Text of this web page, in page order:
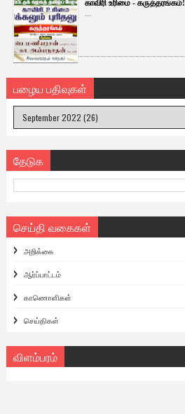
காவிரி உரிமை - கருத்தரங்கம்!
...
பழைய பதிவுகள்
தேடுக
செய்தி வகைகள்
அறிக்கை
ஆர்ப்பாட்டம்
காணொளிகள்
செய்திகள்
விளம்பரம்